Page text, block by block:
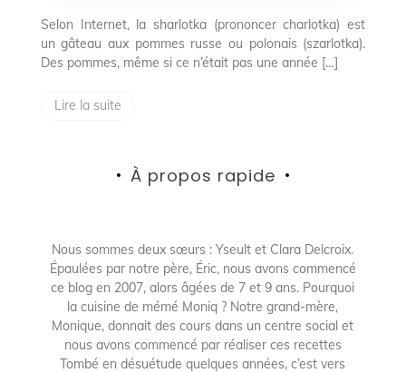
Selon Internet, la sharlotka (prononcer charlotka) est
un gâteau aux pommes russe ou polonais (szarlotka).
Des pommes, même si ce n’était pas une année […]
Lire la suite
À propos rapide
Nous sommes deux sœurs : Yseult et Clara Delcroix.
Épaulées par notre père, Éric, nous avons commencé
ce blog en 2007, alors âgées de 7 et 9 ans. Pourquoi
la cuisine de mémé Moniq ? Notre grand-mère,
Monique, donnait des cours dans un centre social et
nous avons commencé par réaliser ces recettes
Tombé en désuétude quelques années, c’est vers